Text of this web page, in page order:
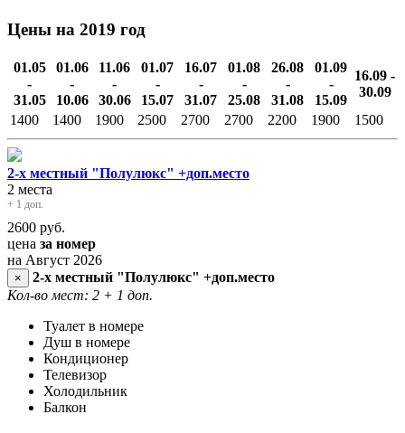
Цены на 2019 год
01.05
-
31.05
01.06
-
10.06
11.06
-
30.06
01.07
-
15.07
16.07
-
31.07
01.08
-
25.08
26.08
-
31.08
01.09
-
15.09
16.09 -
30.09
1400
1400 1900 2500 2700 2700 2200 1900 1500
2-х местный "Полулюкс" +доп.место
2 места
+ 1 доп.
2600 руб.
цена за номер
на Август 2026
×
2-х местный "Полулюкс" +доп.место
Кол-во мест: 2 + 1 доп.
Туалет в номере
Душ в номере
Кондиционер
Телевизор
Холодильник
Балкон